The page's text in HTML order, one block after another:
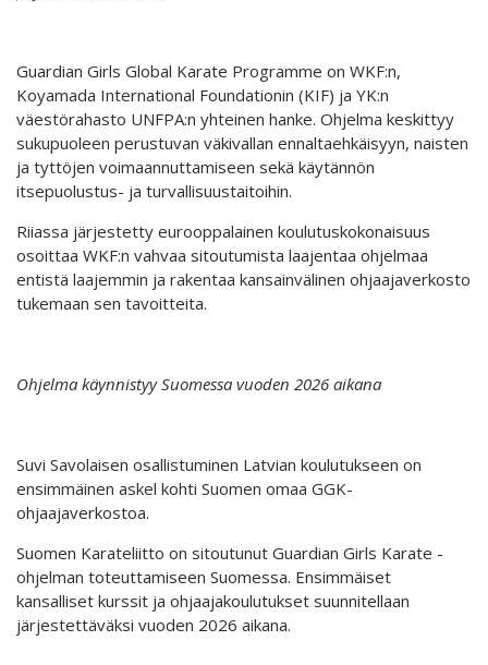
Guardian Girls Global Karate Programme on WKF:n,
Koyamada International Foundationin (KIF) ja YK:n
väestörahasto UNFPA:n yhteinen hanke. Ohjelma keskittyy
sukupuoleen perustuvan väkivallan ennaltaehkäisyyn, naisten
ja tyttöjen voimaannuttamiseen sekä käytännön
itsepuolustus- ja turvallisuustaitoihin.
Riiassa järjestetty eurooppalainen koulutuskokonaisuus
osoittaa WKF:n vahvaa sitoutumista laajentaa ohjelmaa
entistä laajemmin ja rakentaa kansainvälinen ohjaajaverkosto
tukemaan sen tavoitteita.
Ohjelma käynnistyy Suomessa vuoden 2026 aikana
Suvi Savolaisen osallistuminen Latvian koulutukseen on
ensimmäinen askel kohti Suomen omaa GGK-
ohjaajaverkostoa.
Suomen Karateliitto on sitoutunut Guardian Girls Karate -
ohjelman toteuttamiseen Suomessa. Ensimmäiset
kansalliset kurssit ja ohjaajakoulutukset suunnitellaan
järjestettäväksi vuoden 2026 aikana.